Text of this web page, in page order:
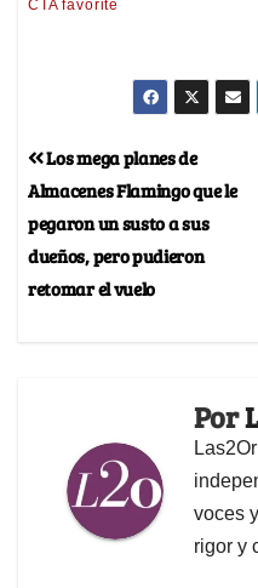
Los mega planes de
Almacenes Flamingo que le
pegaron un susto a sus
dueños, pero pudieron
retomar el vuelo
Por
voces
rigor y